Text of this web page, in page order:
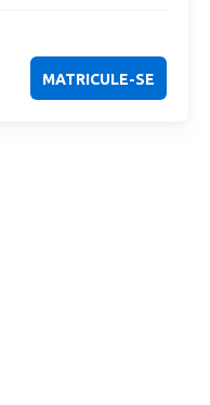
MATRICULE-SE